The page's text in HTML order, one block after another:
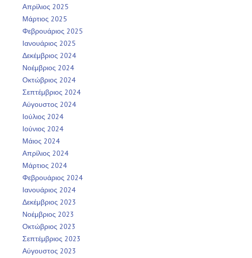
Απρίλιος 2025
Μάρτιος 2025
Φεβρουάριος 2025
Ιανουάριος 2025
Δεκέμβριος 2024
Νοέμβριος 2024
Οκτώβριος 2024
Σεπτέμβριος 2024
Αύγουστος 2024
Ιούλιος 2024
Ιούνιος 2024
Μάιος 2024
Απρίλιος 2024
Μάρτιος 2024
Φεβρουάριος 2024
Ιανουάριος 2024
Δεκέμβριος 2023
Νοέμβριος 2023
Οκτώβριος 2023
Σεπτέμβριος 2023
Αύγουστος 2023